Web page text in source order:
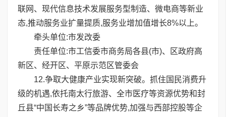
联网、现代信息技术发展服务型制造、微电商等新业
态,推动服务业扩量提质,服务业增加值增长8%以上。
牵头单位:市发改委
责任单位:市工信委市商务局各县(市)、区政府高
新区、经开区、平原示范区管委会
12.争取大健康产业实现新突破。抓住国民消费升
级的机遇,依托南太行旅游、全市医疗等资源优势和封
丘县“中国长寿之乡”等品牌优势,加强与西部控股等企